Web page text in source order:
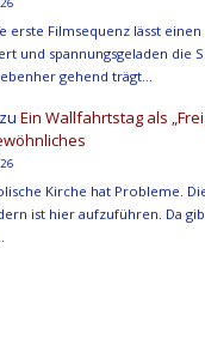
erste Filmsequenz lässt
und spannungsgeladen die
gehend trägt…
zuEin Wallfahrtstag als
Kirche hat Probleme.
ist hier aufzuführen. Da